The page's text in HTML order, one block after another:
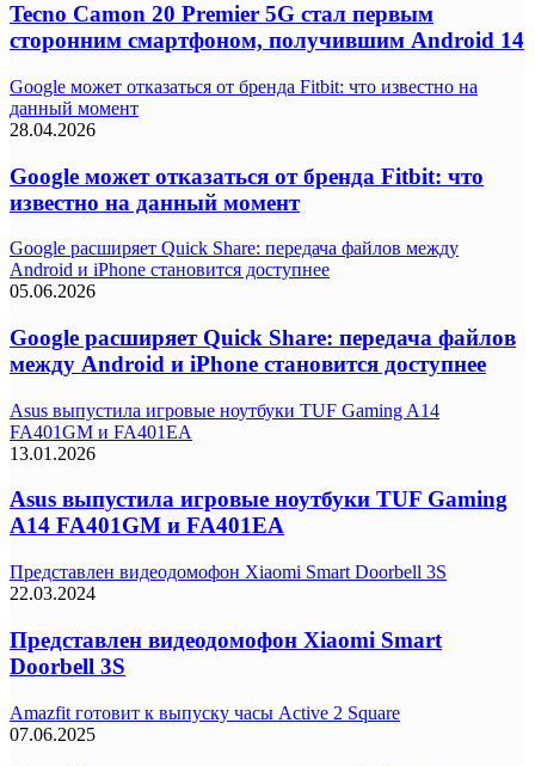
Tecno Camon 20 Premier 5G стал первым
сторонним смартфоном, получившим Android 14
Google может отказаться от бренда Fitbit: что известно на
данный момент
28.04.2026
Google может отказаться от бренда Fitbit: что
известно на данный момент
Google расширяет Quick Share: передача файлов между
Android и iPhone становится доступнее
05.06.2026
Google расширяет Quick Share: передача файлов
между Android и iPhone становится доступнее
Asus выпустила игровые ноутбуки TUF Gaming A14
FA401GM и FA401EA
13.01.2026
Asus выпустила игровые ноутбуки TUF Gaming
A14 FA401GM и FA401EA
Представлен видеодомофон Xiaomi Smart Doorbell 3S
22.03.2024
Представлен видеодомофон Xiaomi Smart
Doorbell 3S
Amazfit готовит к выпуску часы Active 2 Square
07.06.2025